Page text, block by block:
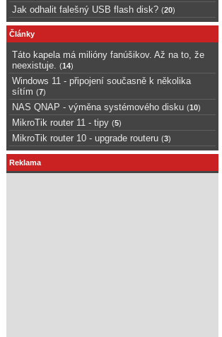
Jak odhalit falešný USB flash disk? (20)
Články
Táto kapela má milióny fanúšikov. Až na to, že
neexistuje.
(14)
Windows 11 - připojení současně k několika
sítím (7)
NAS QNAP - výměna systémového disku (10)
MikroTik router 11 - tipy (5)
MikroTik router 10 - upgrade routeru (3)
Reklama